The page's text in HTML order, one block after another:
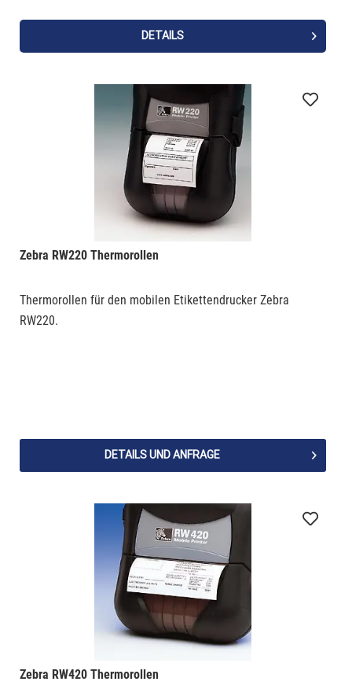
DETAILS
Zebra RW220 Thermorollen
Thermorollen für den mobilen Etikettendrucker Zebra
RW220.
DETAILS UND ANFRAGE
Zebra RW420 Thermorollen